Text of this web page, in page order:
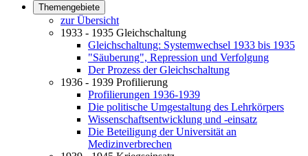
Themengebiete
zur Übersicht
1933 - 1935 Gleichschaltung
Gleichschaltung: Systemwechsel 1933 bis 1935
"Säuberung", Repression und Verfolgung
Der Prozess der Gleichschaltung
1936 - 1939 Profilierung
Profilierungen 1936-1939
Die politische Umgestaltung des Lehrkörpers
Wissenschaftsentwicklung und -einsatz
Die Beteiligung der Universität an
Medizinverbrechen